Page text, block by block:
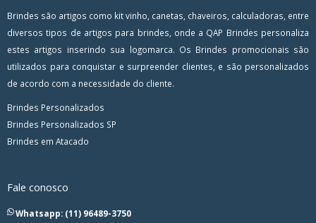
Brindes são artigos como kit vinho, canetas, chaveiros, calculadoras, entre
diversos tipos de artigos para brindes, onde a QAP Brindes personaliza
estes artigos inserindo sua logomarca. Os Brindes promocionais são
utilizados para conquistar e surpreender clientes, e são personalizados
de acordo com a necessidade do cliente.
Brindes Personalizados
Brindes Personalizados SP
Brindes em Atacado
Fale conosco
Whatsapp: (11) 96489-3750